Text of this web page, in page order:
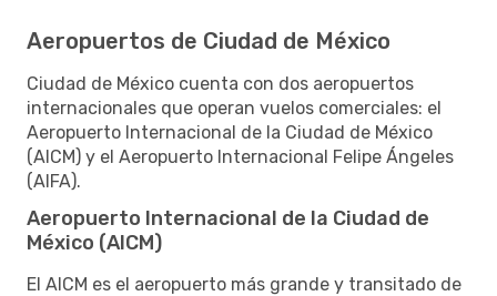
Aeropuertos de Ciudad de México
Ciudad de México cuenta con dos aeropuertos
internacionales que operan vuelos comerciales: el
Aeropuerto Internacional de la Ciudad de México
(AICM) y el Aeropuerto Internacional Felipe Ángeles
(AIFA).
Aeropuerto Internacional de la Ciudad de
México (AICM)
El AICM es el aeropuerto más grande y transitado de